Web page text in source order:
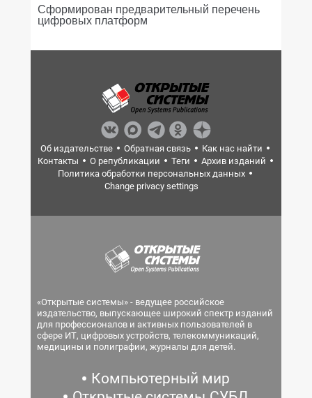
Сформирован предварительный перечень
цифровых платформ
Об издательстве Обратная связь
Как нас найти
Контакты
О републикации Теги
Архив изданий
Политика обработки персональных данных
Change privacy settings
«Открытые системы» - ведущее российское
издательство, выпускающее широкий спектр изданий
для профессионалов и активных пользователей в
сфере ИТ, цифровых устройств, телекоммуникаций,
медицины и полиграфии, журналы для детей.
Компьютерный мир